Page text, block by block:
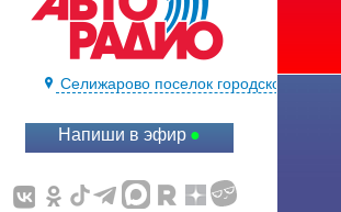
Селижарово поселок городского типа
Напиши в эфир